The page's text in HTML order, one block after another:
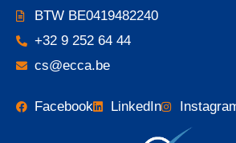
BTW BE0419482240
+32 9 252 64 44
cs@ecca.be
Facebook LinkedIn